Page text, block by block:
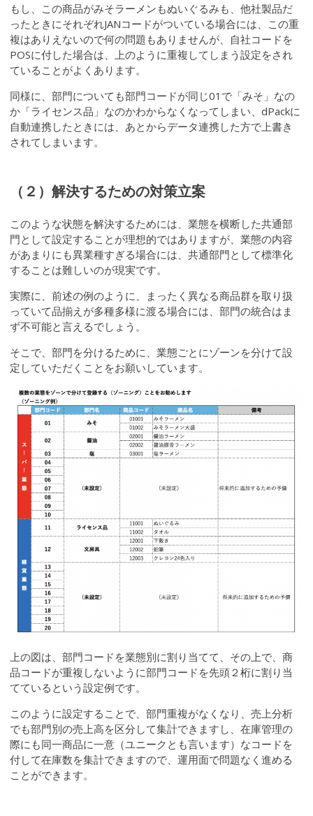
もし、この商品がみそラーメンもぬいぐるみも、他社製品だ
ったときにそれぞれJANコードがついている場合には、この重
複はありえないので何の問題もありませんが、自社コードを
POSに付した場合は、上のように重複してしまう設定をされ
ていることがよくあります。
同様に、部門についても部門コードが同じ01で「みそ」なの
か「ライセンス品」なのかわからなくなってしまい、dPackに
自動連携したときには、あとからデータ連携した方で上書き
されてしまいます。
（２）解決するための対策立案
このような状態を解決するためには、業態を横断した共通部
門として設定することが理想的ではありますが、業態の内容
があまりにも異業種すぎる場合には、共通部門として標準化
することは難しいのが現実です。
実際に、前述の例のように、まったく異なる商品群を取り扱
っていて品揃えが多種多様に渡る場合には、部門の統合はま
ず不可能と言えるでしょう。
そこで、部門を分けるために、業態ごとにゾーンを分けて設
定していただくことをお願いしています。
上の図は、部門コードを業態別に割り当てて、その上で、商
品コードが重複しないように部門コードを先頭２桁に割り当
てているという設定例です。
このように設定することで、部門重複がなくなり、売上分析
でも部門別の売上高を区分して集計できますし、在庫管理の
際にも同一商品に一意（ユニークとも言います）なコードを
付して在庫数を集計できますので、運用面で問題なく進める
ことができます。